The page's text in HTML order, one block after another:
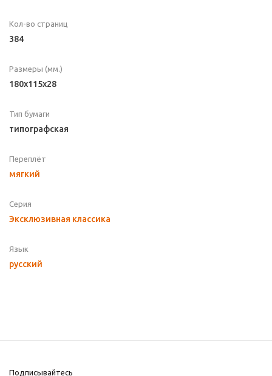
Кол-во страниц
384
Размеры (мм.)
180x115x28
Тип бумаги
типографская
Переплёт
мягкий
Серия
Эксклюзивная классика
Язык
русский
Подписывайтесь